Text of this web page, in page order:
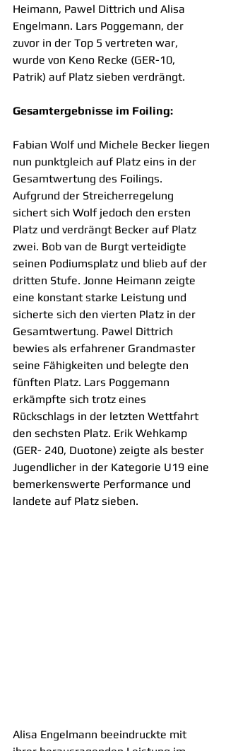
Heimann, Pawel Dittrich und Alisa
Engelmann. Lars Poggemann, der
zuvor in der Top 5 vertreten war,
wurde von Keno Recke (GER-10,
Patrik) auf Platz sieben verdrängt.
Gesamtergebnisse im Foiling:
Fabian Wolf und Michele Becker liegen
nun punktgleich auf Platz eins in der
Gesamtwertung des Foilings.
Aufgrund der Streicherregelung
sichert sich Wolf jedoch den ersten
Platz und verdrängt Becker auf Platz
zwei. Bob van de Burgt verteidigte
seinen Podiumsplatz und blieb auf der
dritten Stufe. Jonne Heimann zeigte
eine konstant starke Leistung und
sicherte sich den vierten Platz in der
Gesamtwertung. Pawel Dittrich
bewies als erfahrener Grandmaster
seine Fähigkeiten und belegte den
fünften Platz. Lars Poggemann
erkämpfte sich trotz eines
Rückschlags in der letzten Wettfahrt
den sechsten Platz. Erik Wehkamp
(GER- 240, Duotone) zeigte als bester
Jugendlicher in der Kategorie U19 eine
bemerkenswerte Performance und
landete auf Platz sieben.
Alisa Engelmann beeindruckte mit